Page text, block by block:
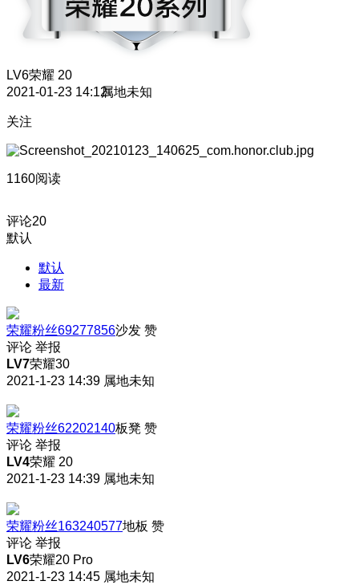
LV6荣耀 20
2021-01-23 14:12属地未知
关注
1160阅读
评论20
默认
默认
最新
荣耀粉丝69277856沙发 赞
评论 举报
LV7荣耀30
2021-1-23 14:39 属地未知
荣耀粉丝62202140板凳 赞
评论 举报
LV4荣耀 20
2021-1-23 14:39 属地未知
荣耀粉丝163240577地板 赞
评论 举报
LV6荣耀20 Pro
2021-1-23 14:45 属地未知